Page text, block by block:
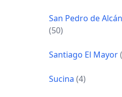
San Pedro de
(50)
Santiago El Mayor
Sucina (4)